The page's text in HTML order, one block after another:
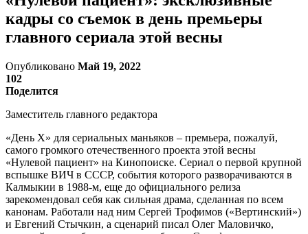
кадры со съемок в день премьеры
главного сериала этой весны
Опубликовано Май 19, 2022
102
Поделится
Заместитель главного редактора
«День X» для сериальных маньяков – премьера, пожалуй,
самого громкого отечественного проекта этой весны
«Нулевой пациент» на Кинопоиске. Сериал о первой крупной
вспышке ВИЧ в СССР, события которого разворачиваются в
Калмыкии в 1988-м, еще до официального релиза
зарекомендовал себя как сильная драма, сделанная по всем
канонам. Работали над ним Сергей Трофимов («Вертинский»)
и Евгений Стычкин, а сценарий писал Олег Маловичко,